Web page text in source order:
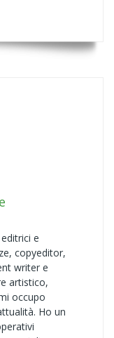
e
copyeditor,
writer e
artistico,
occupo
Ho un